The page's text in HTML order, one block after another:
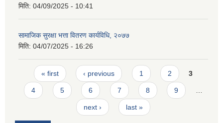
मिति: 04/09/2025 - 10:41
सामाजिक सुरक्षा भत्ता वितरण कार्यविधि, २०७७
मिति: 04/07/2025 - 16:26
Pages
« first ‹ previous 1 2 3
4 5 6 7 8 9
next › last »